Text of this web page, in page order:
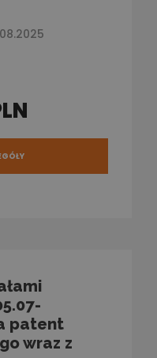
patent
wraz z